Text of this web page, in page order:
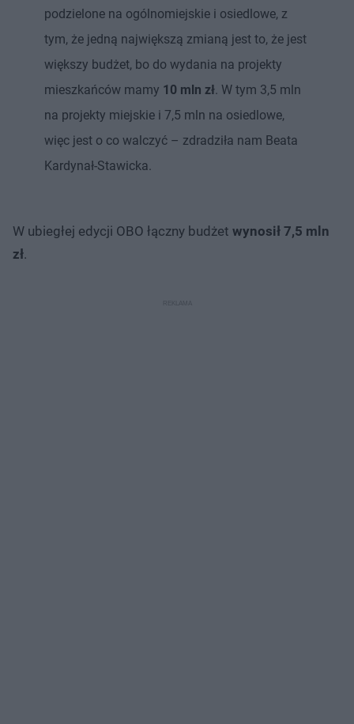
podzielone na ogólnomiejskie i osiedlowe, z
tym, że jedną największą zmianą jest to, że jest
większy budżet, bo do wydania na projekty
mieszkańców mamy 10 mln zł. W tym 3,5 mln
na projekty miejskie i 7,5 mln na osiedlowe,
więc jest o co walczyć – zdradziła nam Beata
Kardynał-Stawicka.
W ubiegłej edycji OBO łączny budżet wynosił 7,5 mln
zł.